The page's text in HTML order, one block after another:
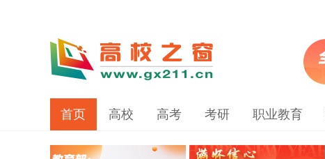
首页 高校 高考 考研 职业教育